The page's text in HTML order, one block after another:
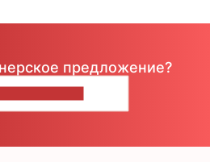
предложение?